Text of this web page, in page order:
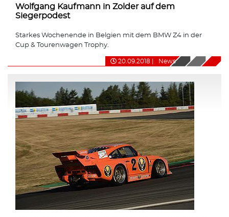
Wolfgang Kaufmann in Zolder auf dem
Siegerpodest
Starkes Wochenende in Belgien mit dem BMW Z4 in der
Cup & Tourenwagen Trophy.
20.09.2018 News